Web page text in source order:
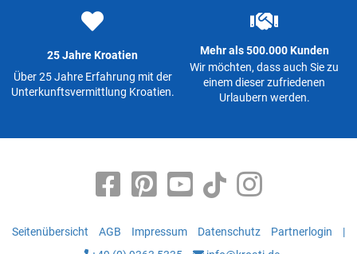
25 Jahre Kroatien
Über 25 Jahre Erfahrung mit der
Unterkunftsvermittlung Kroatien.
Mehr als 500.000 Kunden
Wir möchten, dass auch Sie zu
einem dieser zufriedenen
Urlaubern werden.
Seitenübersicht AGB Impressum Datenschutz Partnerlogin
|